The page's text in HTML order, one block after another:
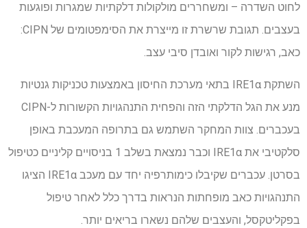
לחוט השדרה – ומשחררים מולקולות דלקתיות שמגרות ופוגעות
בעצבים. תגובת שרשרת זו מייצרת את הסימפטומים של CIPN:
כאב, רגישות לקור ואובדן סיבי עצב.
השתקת IRE1α בתאי מערכת החיסון באמצעות טכניקות גנטיות
מנע את הגל הדלקתי הזה והפחית התנהגויות הקשורות ל-CIPN
בעכברים. צוות המחקר השתמש גם בתרופה המעכבת באופן
סלקטיבי את IRE1α וכבר נמצאת בשלב 1 בניסויים קליניים כטיפול
בסרטן. עכברים שקיבלו כימותרפיה יחד עם מעכב IRE1α הציגו
התנהגויות כאב מופחתות הנראות בדרך כלל לאחר טיפול
בפקליטקסל, והעצבים שלהם נשארו בריאים יותר.